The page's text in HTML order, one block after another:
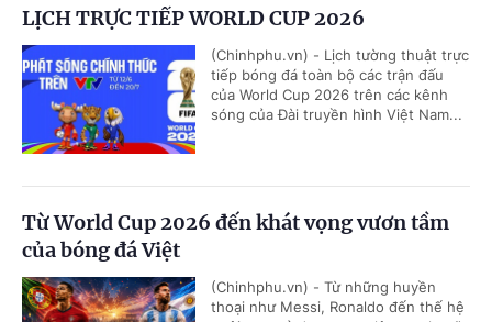
LỊCH TRỰC TIẾP WORLD CUP 2026
(Chinhphu.vn) - Lịch tường thuật trực
tiếp bóng đá toàn bộ các trận đấu
của World Cup 2026 trên các kênh
sóng của Đài truyền hình Việt Nam...
Từ World Cup 2026 đến khát vọng vươn tầm
của bóng đá Việt
(Chinhphu.vn) - Từ những huyền
thoại như Messi, Ronaldo đến thế hệ